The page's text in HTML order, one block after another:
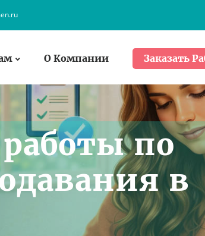
О Компании Заказать
по
в